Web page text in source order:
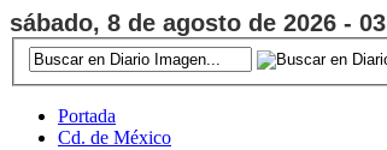
sábado, 8 de agosto de 2026 -
Portada
Cd. de México